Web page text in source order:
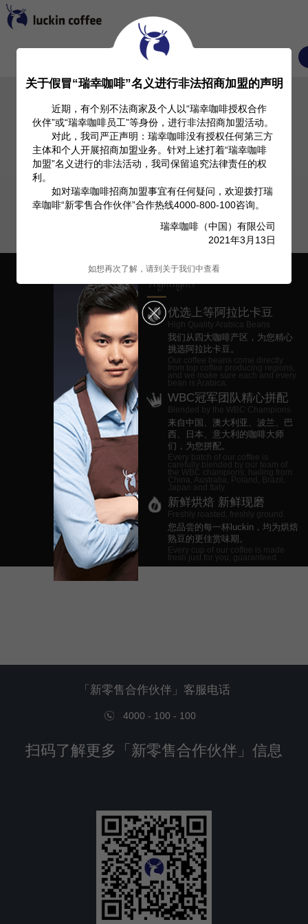
Investor Relation
优选上等阿拉比卡豆
High Quality Arabica Beans
我们从四大咖啡产区，为您精心
挑选阿拉比卡豆。
Our coffee beans come directly
from top coffee producing regions,
and we make sure each and every
bean is Arabica.
WBC冠军团队精心拼配
Blended by the WBC Champions
来自中国、澳大利亚、波兰、巴
西、日本、意大利的咖啡大师
们，为您拼配。
Every batch of our coffee is
carefully blended by our team of
the WBC champions, hailing from
China, Australia, Poland, Brazil,
Japan and Italy.
新鲜烘焙 新鲜现磨
Freshly roasted, freshly ground.
您品尝的每一杯luckin，均为烘焙
熟豆的更佳赏味期。
Every cup of our coffee is made
fresh just for you, guaranteed.
「新零售合作伙伴」客服电话
4000 - 100 - 100
扫码了解更多「新零售合作伙伴」信息
关于假冒“瑞幸咖啡”名义进行非法招商加盟的声明
近期，有个别不法商家及个人以“瑞幸咖啡授权合作
伙伴”或“瑞幸咖啡员工”等身份，进行非法招商加盟活动。
对此，我司严正声明：瑞幸咖啡没有授权任何第三方
主体和个人开展招商加盟业务。针对上述打着“瑞幸咖啡
加盟”名义进行的非法活动，我司保留追究法律责任的权
利。
如对瑞幸咖啡招商加盟事宜有任何疑问，欢迎拨打瑞
幸咖啡“新零售合作伙伴”合作热线4000-800-100咨询。
瑞幸咖啡（中国）有限公司
2021年3月13日
如想再次了解，请到关于我们中查看